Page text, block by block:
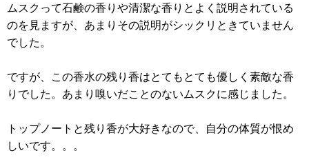
ムスクって石鹸の香りや清潔な香りとよく説明されている
のを見ますが、あまりその説明がシックリときていません
でした。
ですが、この香水の残り香はとてもとても優しく素敵な香
りでした。あまり嗅いだことのないムスクに感じました。
トップノートと残り香が大好きなので、自分の体質が恨め
しいです。。。